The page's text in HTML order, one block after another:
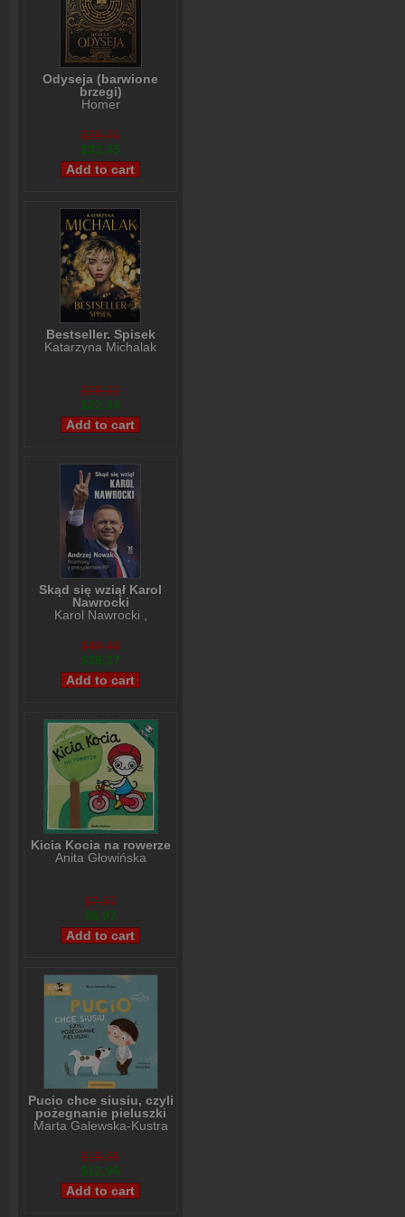
Odyseja (barwione
brzegi)
Homer
$39,96
$31,45
Bestseller. Spisek
Katarzyna Michalak
$29,92
$22,94
Skąd się wziął Karol
Nawrocki
Karol Nawrocki
$49,48
$39,37
Kicia Kocia na rowerze
Anita Głowińska
$7,97
$6,97
Pucio chce siusiu, czyli
pożegnanie pieluszki
Marta Galewska-Kustra
$15,95
$12,96